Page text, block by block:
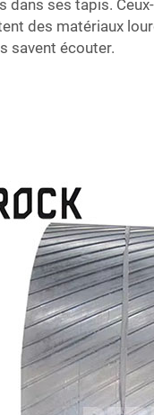
dans ses tapis.
des matériaux
savent écouter.